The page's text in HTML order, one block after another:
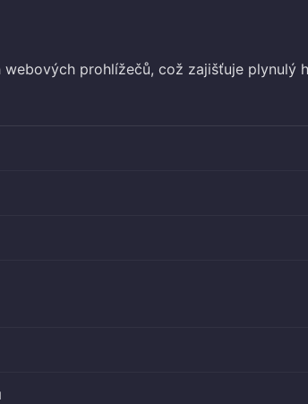
prohlížečů, což zajišťuje plynulý